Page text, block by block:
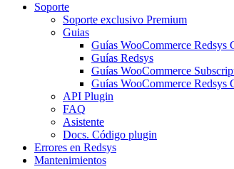
Soporte
Soporte exclusivo Premium
Guias
Guías WooCommerce Redsys
Guías Redsys
Guías WooCommerce
Guías WooCommerce Redsys
API Plugin
FAQ
Asistente
Docs. Código plugin
Errores en Redsys
Mantenimientos